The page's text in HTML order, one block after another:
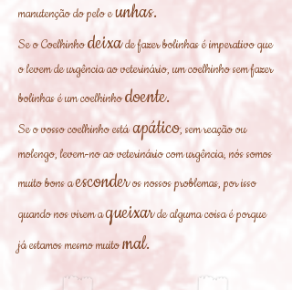
manutenção do pelo eunhas.
Se o Coelhinhodeixade fazer bolinhas é imperativo que
o levem de urgência ao veterinário, um coelhinho sem fazer
bolinhas é um coelhinhodoente.
Se o vosso coelhinho estáapático, sem reação ou
molengo, levem-no ao veterinário com urgência, nós somos
muito bons aesconderos nossos problemas, por isso
quando nos virem aqueixarde alguma coisa é porque
já estamos mesmo muitomal.